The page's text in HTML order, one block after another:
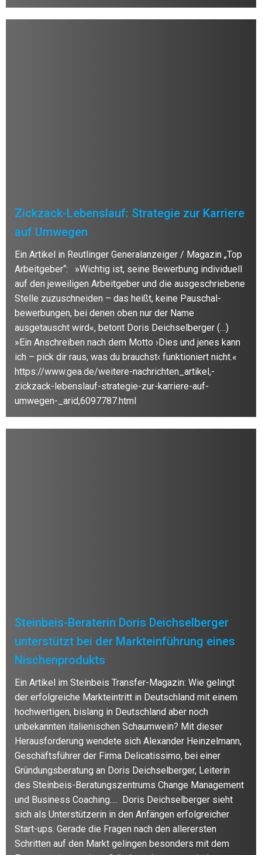
Zickzack-Lebenslauf: Strategie zur Karriere
auf Umwegen
Ein Artikel in Reutlinger Generalanzeiger / Magazin „Top
Arbeitgeber“: »Wichtig ist, seine Bewerbung individuell
auf den jeweiligen Arbeitgeber und die ausgeschriebene
Stelle zuzuschneiden – das heißt, keine Pauschal-
bewerbungen, bei denen oben nur der Name
ausgetauscht wird«, betont Doris Deichselberger (…)
»Ein Anschreiben nach dem Motto ›Dies und jenes kann
ich – pick dir raus, was du brauchst‹ funktioniert nicht.«
https://www.gea.de/weitere-nachrichten_artikel,-
zickzack-lebenslauf-strategie-zur-karriere-auf-
umwegen-_arid,6097787.html
Steinbeis-Beraterin Doris Deichselberger
unterstützt bei der Markteinführung eines
Nischenprodukts
Ein Artikel im Steinbeis Transfer-Magazin: Wie gelingt
der erfolgreiche Markteintritt in Deutschland mit einem
hochwertigen, bislang in Deutschland aber noch
unbekannten italienischen Schaumwein? Mit dieser
Herausforderung wendete sich Alexander Heinzelmann,
Geschäftsführer der Firma Delicatissimo, bei einer
Gründungsberatung an Doris Deichselberger, Leiterin
des Steinbeis-Beratungszentrums Change Management
und Business Coaching…. Doris Deichselberger sieht
sich als Unterstützerin in den Anfängen erfolgreicher
Start-ups. Gerade die Fragen nach den allerersten
Schritten auf den Markt gelingen besonders mit dem